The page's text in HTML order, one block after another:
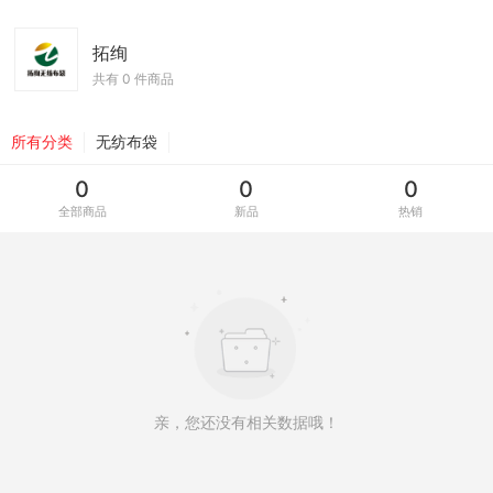
拓绚
共有 0 件商品
所有分类 无纺布袋
0
全部商品
0
新品
0
热销
亲，您还没有相关数据哦！